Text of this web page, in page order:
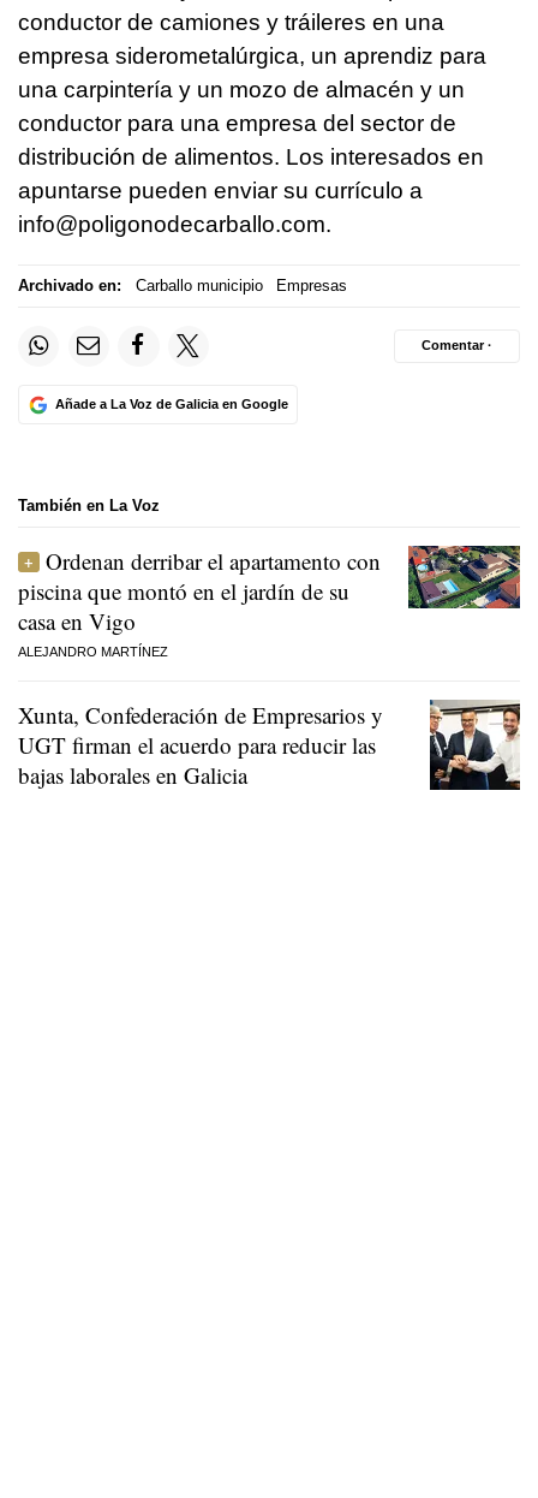
conductor de camiones y tráileres en una
empresa siderometalúrgica, un aprendiz para
una carpintería y un mozo de almacén y un
conductor para una empresa del sector de
distribución de alimentos. Los interesados en
apuntarse pueden enviar su currículo a
info@poligonodecarballo.com.
Archivado en: Carballo municipio Empresas
Añade a La Voz de Galicia en Google
Comentar ·
También en La Voz
Ordenan derribar el apartamento con
piscina que montó en el jardín de su
casa en Vigo
ALEJANDRO MARTÍNEZ
Xunta, Confederación de Empresarios y
UGT firman el acuerdo para reducir las
bajas laborales en Galicia